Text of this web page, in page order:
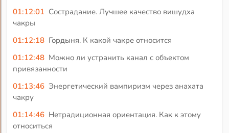
01:12:01 Сострадание. Лучшее качество вишудха
чакры
01:12:18 Гордыня. К какой чакре относится
01:12:48 Можно ли устранить канал с объектом
привязанности
01:13:46 Энергетический вампиризм через анахата
чакру
01:14:46 Нетрадиционная ориентация. Как к этому
относиться